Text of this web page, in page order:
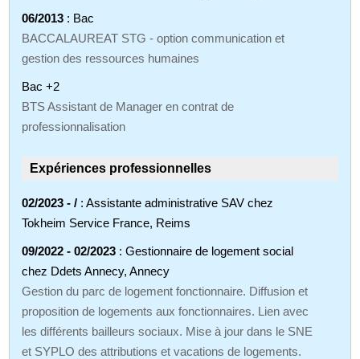
06/2013 : Bac
BACCALAUREAT STG - option communication et
gestion des ressources humaines
Bac +2
BTS Assistant de Manager en contrat de
professionnalisation
Expériences professionnelles
02/2023 - / : Assistante administrative SAV chez
Tokheim Service France, Reims
09/2022 - 02/2023 : Gestionnaire de logement social
chez Ddets Annecy, Annecy
Gestion du parc de logement fonctionnaire. Diffusion et
proposition de logements aux fonctionnaires. Lien avec
les différents bailleurs sociaux. Mise à jour dans le SNE
et SYPLO des attributions et vacations de logements.